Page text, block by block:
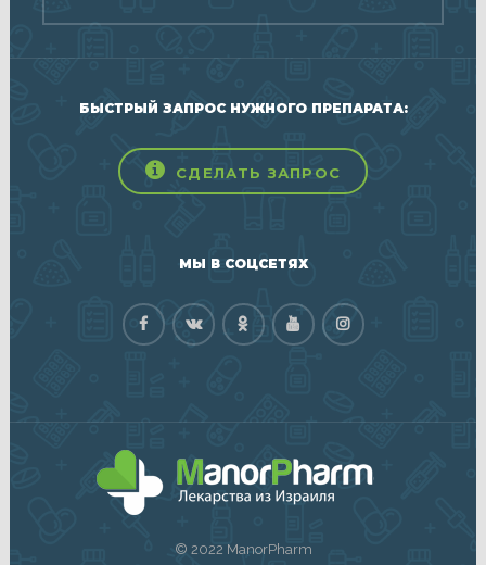
БЫСТРЫЙ ЗАПРОС НУЖНОГО ПРЕПАРАТА:
СДЕЛАТЬ ЗАПРОС
МЫ В СОЦСЕТЯХ
© 2022 ManorPharm